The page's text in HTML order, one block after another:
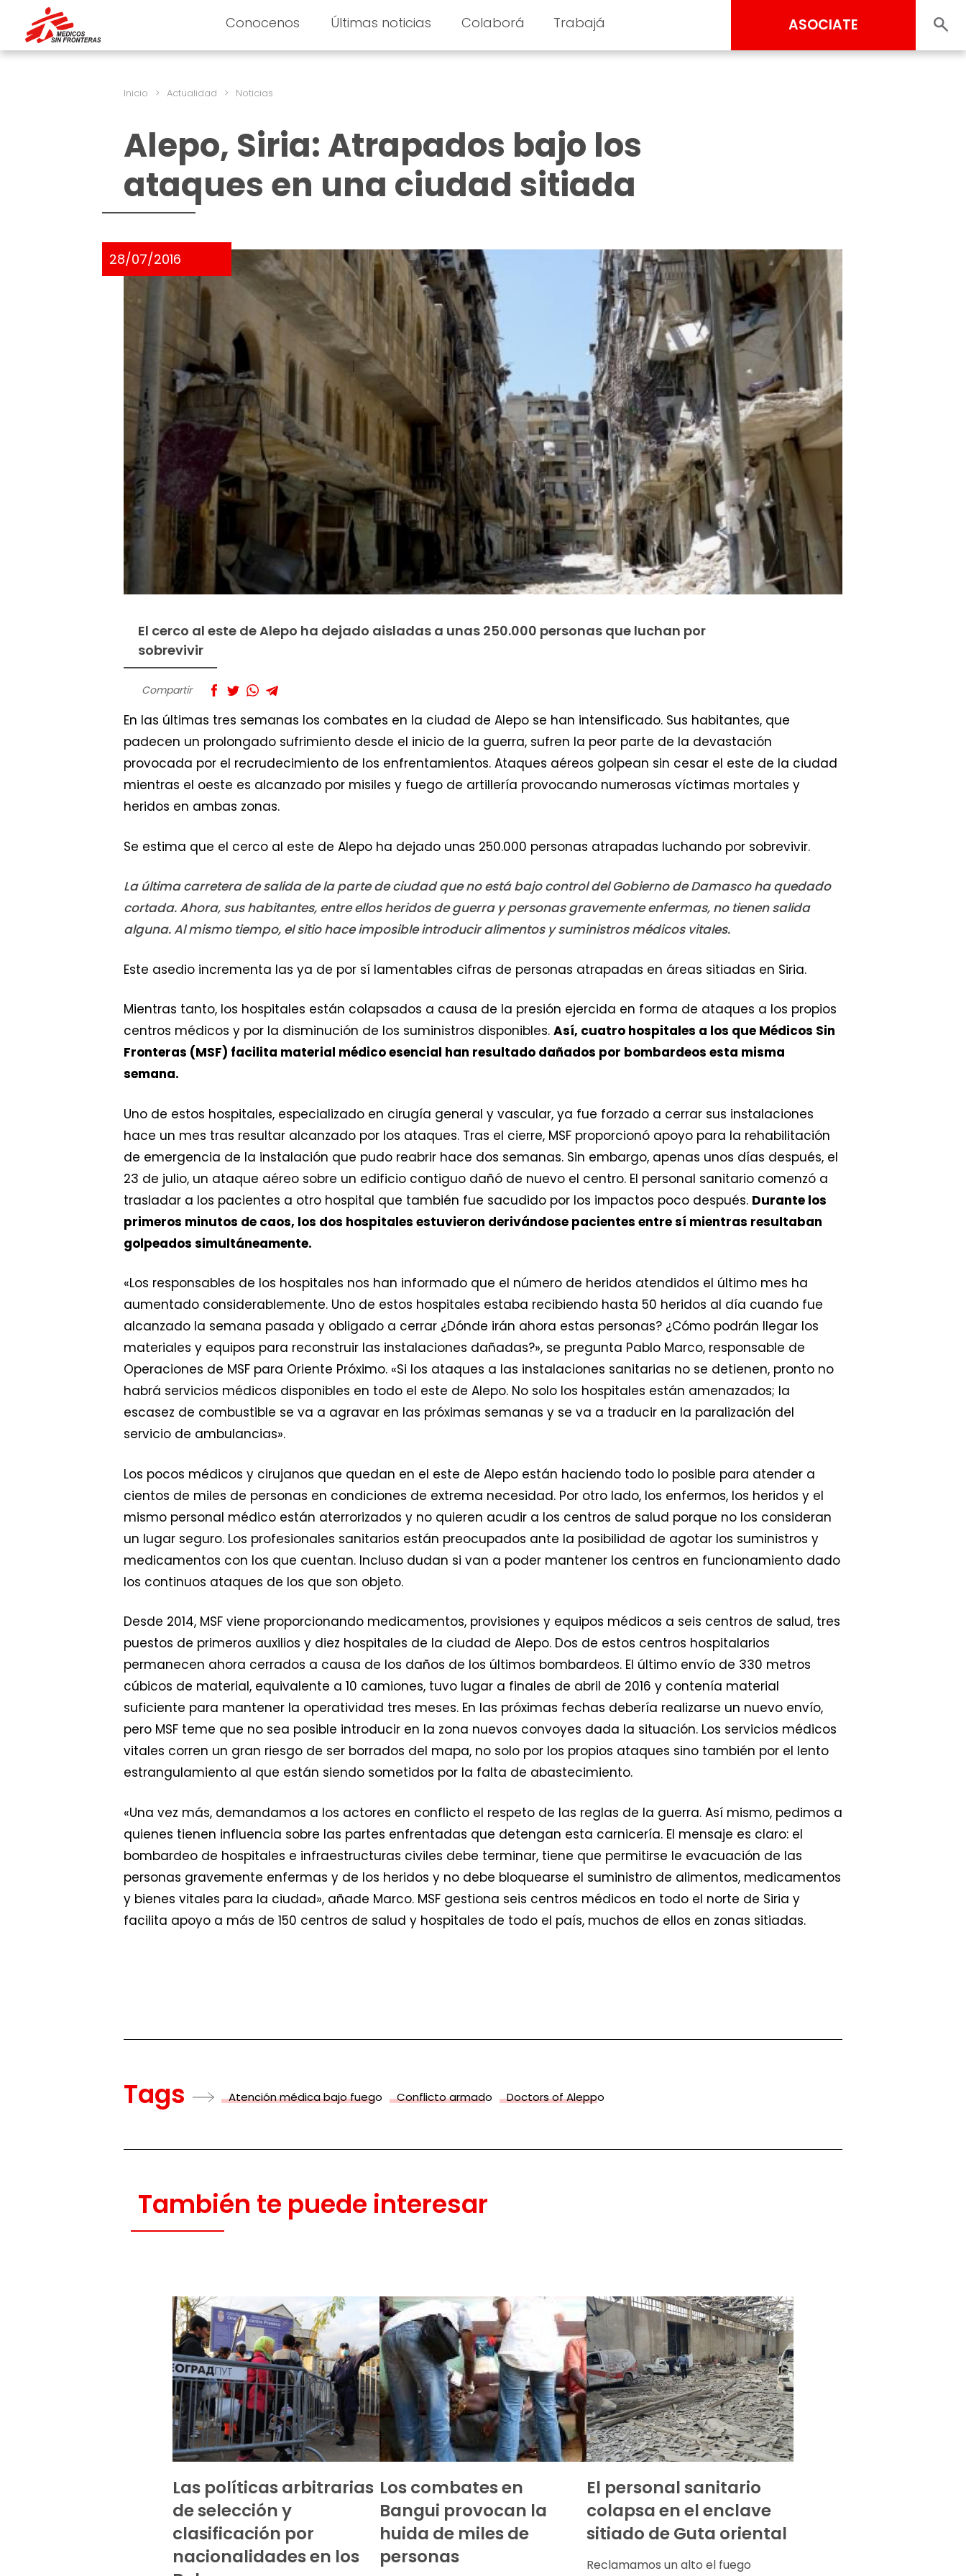
Conocenos Últimas noticias Colaborá Trabajá ASOCIATE
Inicio > Actualidad > Noticias
Alepo, Siria: Atrapados bajo los
ataques en una ciudad sitiada
28/07/2016
El cerco al este de Alepo ha dejado aisladas a unas 250.000 personas que luchan por
sobrevivir
Compartir
En las últimas tres semanas los combates en la ciudad de Alepo se han intensificado. Sus habitantes, que
padecen un prolongado sufrimiento desde el inicio de la guerra, sufren la peor parte de la devastación
provocada por el recrudecimiento de los enfrentamientos. Ataques aéreos golpean sin cesar el este de la ciudad
mientras el oeste es alcanzado por misiles y fuego de artillería provocando numerosas víctimas mortales y
heridos en ambas zonas.
Se estima que el cerco al este de Alepo ha dejado unas 250.000 personas atrapadas luchando por sobrevivir.
La última carretera de salida de la parte de ciudad que no está bajo control del Gobierno de Damasco ha quedado
cortada. Ahora, sus habitantes, entre ellos heridos de guerra y personas gravemente enfermas, no tienen salida
alguna. Al mismo tiempo, el sitio hace imposible introducir alimentos y suministros médicos vitales.
Este asedio incrementa las ya de por sí lamentables cifras de personas atrapadas en áreas sitiadas en Siria.
Mientras tanto, los hospitales están colapsados a causa de la presión ejercida en forma de ataques a los propios
centros médicos y por la disminución de los suministros disponibles. Así, cuatro hospitales a los que Médicos Sin
Fronteras (MSF) facilita material médico esencial han resultado dañados por bombardeos esta misma
semana.
Uno de estos hospitales, especializado en cirugía general y vascular, ya fue forzado a cerrar sus instalaciones
hace un mes tras resultar alcanzado por los ataques. Tras el cierre, MSF proporcionó apoyo para la rehabilitación
de emergencia de la instalación que pudo reabrir hace dos semanas. Sin embargo, apenas unos días después, el
23 de julio, un ataque aéreo sobre un edificio contiguo dañó de nuevo el centro. El personal sanitario comenzó a
trasladar a los pacientes a otro hospital que también fue sacudido por los impactos poco después. Durante los
primeros minutos de caos, los dos hospitales estuvieron derivándose pacientes entre sí mientras resultaban
golpeados simultáneamente.
«Los responsables de los hospitales nos han informado que el número de heridos atendidos el último mes ha
aumentado considerablemente. Uno de estos hospitales estaba recibiendo hasta 50 heridos al día cuando fue
alcanzado la semana pasada y obligado a cerrar ¿Dónde irán ahora estas personas? ¿Cómo podrán llegar los
materiales y equipos para reconstruir las instalaciones dañadas?», se pregunta Pablo Marco, responsable de
Operaciones de MSF para Oriente Próximo. «Si los ataques a las instalaciones sanitarias no se detienen, pronto no
habrá servicios médicos disponibles en todo el este de Alepo. No solo los hospitales están amenazados; la
escasez de combustible se va a agravar en las próximas semanas y se va a traducir en la paralización del
servicio de ambulancias».
Los pocos médicos y cirujanos que quedan en el este de Alepo están haciendo todo lo posible para atender a
cientos de miles de personas en condiciones de extrema necesidad. Por otro lado, los enfermos, los heridos y el
mismo personal médico están aterrorizados y no quieren acudir a los centros de salud porque no los consideran
un lugar seguro. Los profesionales sanitarios están preocupados ante la posibilidad de agotar los suministros y
medicamentos con los que cuentan. Incluso dudan si van a poder mantener los centros en funcionamiento dado
los continuos ataques de los que son objeto.
Desde 2014, MSF viene proporcionando medicamentos, provisiones y equipos médicos a seis centros de salud, tres
puestos de primeros auxilios y diez hospitales de la ciudad de Alepo. Dos de estos centros hospitalarios
permanecen ahora cerrados a causa de los daños de los últimos bombardeos. El último envío de 330 metros
cúbicos de material, equivalente a 10 camiones, tuvo lugar a finales de abril de 2016 y contenía material
suficiente para mantener la operatividad tres meses. En las próximas fechas debería realizarse un nuevo envío,
pero MSF teme que no sea posible introducir en la zona nuevos convoyes dada la situación. Los servicios médicos
vitales corren un gran riesgo de ser borrados del mapa, no solo por los propios ataques sino también por el lento
estrangulamiento al que están siendo sometidos por la falta de abastecimiento.
«Una vez más, demandamos a los actores en conflicto el respeto de las reglas de la guerra. Así mismo, pedimos a
quienes tienen influencia sobre las partes enfrentadas que detengan esta carnicería. El mensaje es claro: el
bombardeo de hospitales e infraestructuras civiles debe terminar, tiene que permitirse le evacuación de las
personas gravemente enfermas y de los heridos y no debe bloquearse el suministro de alimentos, medicamentos
y bienes vitales para la ciudad», añade Marco. MSF gestiona seis centros médicos en todo el norte de Siria y
facilita apoyo a más de 150 centros de salud y hospitales de todo el país, muchos de ellos en zonas sitiadas.
Tags Atención médica bajo fuego Conflicto armado Doctors of Aleppo
También te puede interesar
Las políticas arbitrarias
de selección y
clasificación por
nacionalidades en los
Los combates en
Bangui provocan la
huida de miles de
personas
El personal sanitario
colapsa en el enclave
sitiado de Guta oriental
Reclamamos un alto el fuego